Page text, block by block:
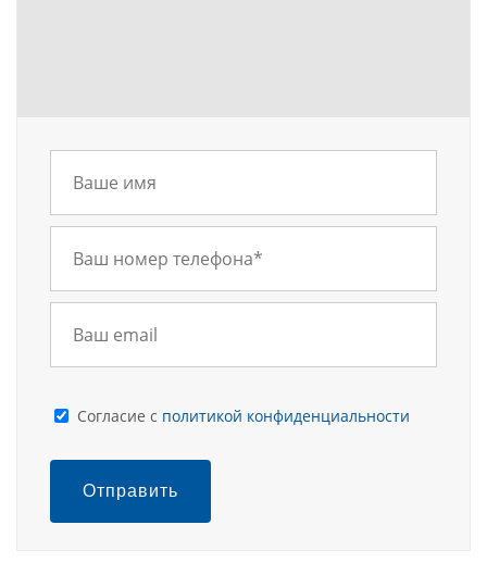
Cогласие с политикой конфиденциальности
Отправить